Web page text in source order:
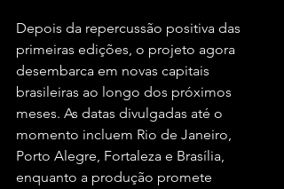
Depois da repercussão positiva das
primeiras edições, o projeto agora
desembarca em novas capitais
brasileiras ao longo dos próximos
meses. As datas divulgadas até o
momento incluem Rio de Janeiro,
Porto Alegre, Fortaleza e Brasília,
enquanto a produção promete